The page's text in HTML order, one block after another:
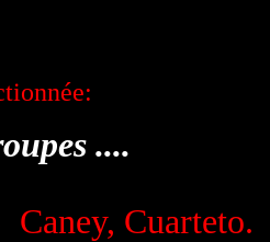
....
Caney, Cuarteto.